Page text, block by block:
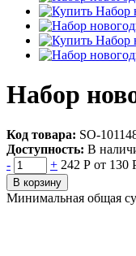
Набор
Код товара: SO-
Доступность: В
-
+ 242 Р от 130
В корзину
Минимальная общая